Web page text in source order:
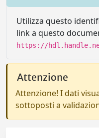
Utilizza questo
link a questo
https://
Attenzione
Attenzione! I dati
sottoposti a